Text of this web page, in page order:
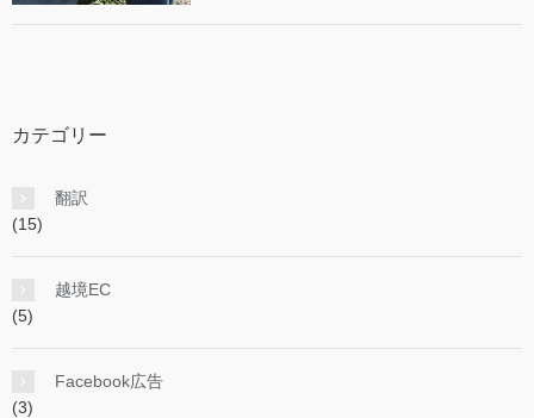
カテゴリー
翻訳
(15)
越境EC
(5)
Facebook広告
(3)